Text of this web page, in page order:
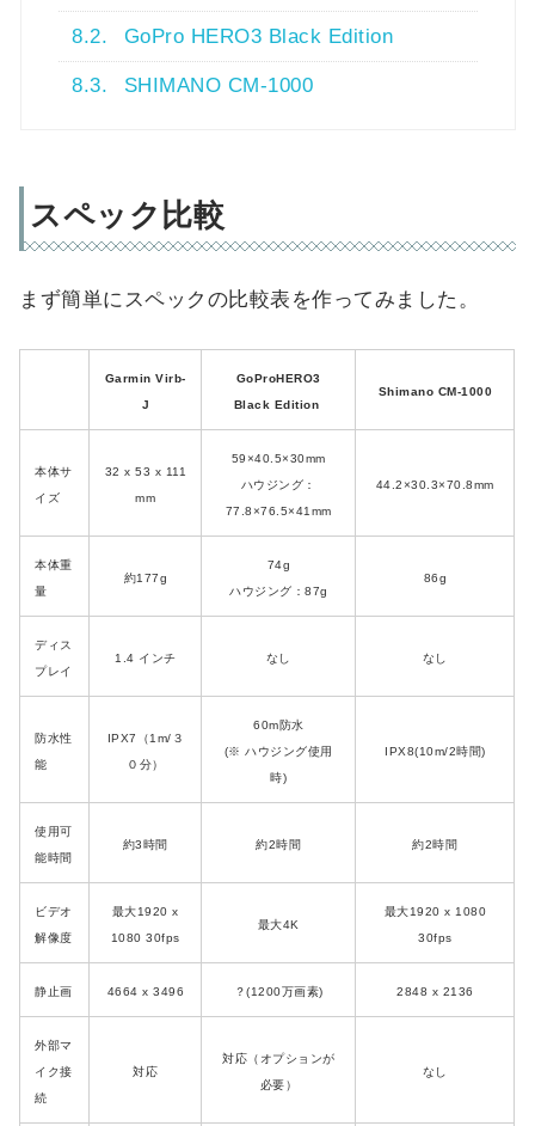
8.2. GoPro HERO3 Black Edition
8.3. SHIMANO CM-1000
スペック比較
まず簡単にスペックの比較表を作ってみました。
Garmin Virb-
J
GoProHERO3
Black Edition
Shimano CM-1000
本体サ
イズ
32 x 53 x 111
mm
59×40.5×30mm
ハウジング：
77.8×76.5×41mm
44.2×30.3×70.8mm
本体重
量
約177g
74g
ハウジング：87g
86g
ディス
プレイ
1.4 インチ なし なし
防水性
能
IPX7（1m/３
０分）
60m防水
(※ ハウジング使用
時)
IPX8(10m/2時間)
使用可
能時間
約3時間 約2時間 約2時間
ビデオ
解像度
最大1920 x
1080 30fps
最大4K
最大1920 x 1080
30fps
静止画 4664 x 3496 ？(1200万画素) 2848 x 2136
外部マ
イク接
続
対応
対応（オプションが
必要）
なし